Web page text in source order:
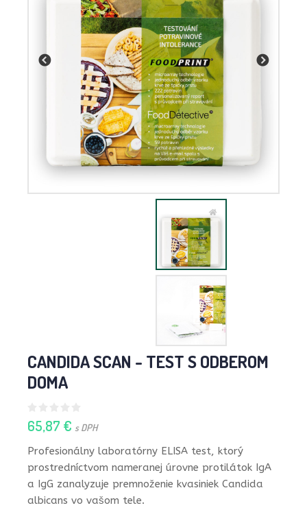
CANDIDA SCAN - TEST S ODBEROM
DOMA
65,87 € s DPH
Profesionálny laboratórny ELISA test, ktorý
prostredníctvom nameranej úrovne protilátok IgA
a IgG zanalyzuje premnoženie kvasiniek Candida
albicans vo vašom tele.